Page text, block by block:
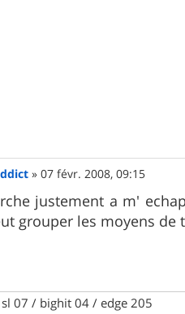
»07 févr. 2008, 09:15
justement a m'
grouper les moyens
07 / bighit 04 / edge 205